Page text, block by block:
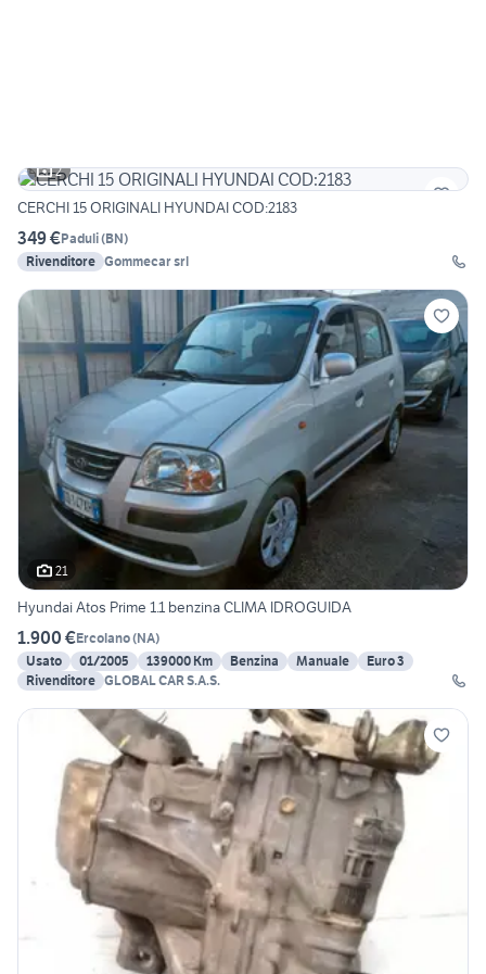
2
CERCHI 15 ORIGINALI HYUNDAI COD:2183
349 €Paduli(BN)
Rivenditore Gommecar srl
21
Hyundai Atos Prime 1.1 benzina CLIMA IDROGUIDA
1.900 €Ercolano(NA)
Usato
01/2005 139000 Km Benzina Manuale
Euro 3
Rivenditore GLOBAL CAR S.A.S.